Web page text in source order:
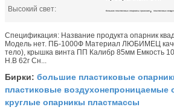
Высокий свет:
большие пластиковые опарникы хранения , пластиковые
Спецификация: Название продукта опарник
Модель нет. ПБ-1000Ф Материал ЛЮБИМЕЦ
тело), крышка винта ПП Калибр 85мм Емкость
Н.В 62г Сн...
Бирки: большие пластиковые
пластиковые воздухонепроницаемые
круглые опарникы пластмассы